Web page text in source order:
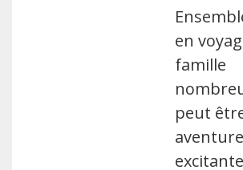
en
famille
peut
aventure